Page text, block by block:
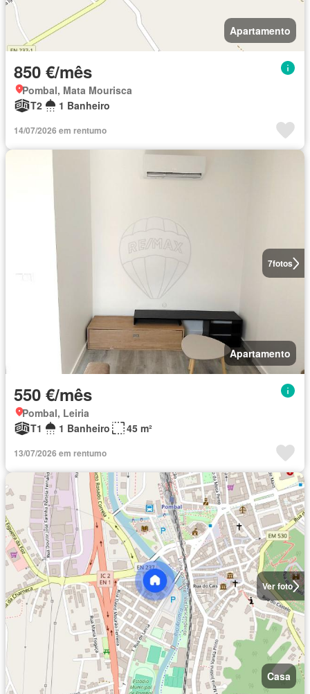
Apartamento
850 €/mês
Pombal, Mata Mourisca
T2
1 Banheiro
14/07/2026 em rentumo
7fotos
Apartamento
550 €/mês
Pombal, Leiria
T1
1 Banheiro 45 m²
13/07/2026 em rentumo
Ver foto
Casa